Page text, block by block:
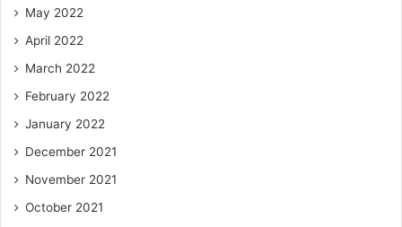
May 2022
April 2022
March 2022
February 2022
January 2022
December 2021
November 2021
October 2021